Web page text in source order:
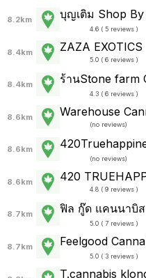
8.2km บุญเติม Shop By
4.6 ( 5 reviews )
8.4km ZAZA EXOTICS
5.0 ( 6 reviews )
8.4km ร้านStone farm
4.3 ( 6 reviews )
8.6km Warehouse
(no reviews)
8.6km
(no reviews)
8.6km 420
4.8 ( 9 reviews )
8.7km ฟิล กู๊ด แคนนาบิ
5.0 ( 7 reviews )
8.7km Feelgood
5.0 ( 3 reviews )
T.cannabis